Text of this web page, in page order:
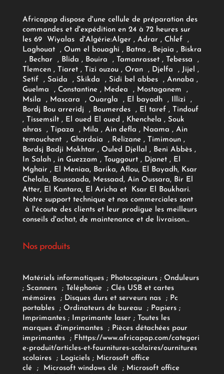
Africapap dispose d'une cellule de préparation des
commandes et d'expédition en 24 à 72 heures sur
les 69 Wiyalas d'Algérie:Alger , Adrar, Chlef ,
Laghouat , Oum el bouaghi , Batna , Bejaia , Biskra
, Bechar , Blida , Bouira , Tamanrasset , Tebessa ,
Tlemcen , Tiaret , Tizi ouzou , Oran , Djelfa , Jijel ,
Setif , Saida , Skikda , Sidi bel abbes , Annaba ,
Guelma , Constantine , Medea , Mostaganem ,
Msila , Mascara , Ouargla , El bayadh , Illizi ,
Bordj Bou arreridj , Boumerdes , El taref , Tindouf
, Tissemsilt , El oued El oued , Khenchela , Souk
ahras , Tipaza , Mila , Ain defla , Naama , Ain
temouchent , Ghardaia , Relizane , Timimoun ,
Bordsj Badji Mokhtar , Ouled Djellal , Beni Abbès ,
In Salah , in Guezzam , Touggourt , Djanet , El
Mghair , El Meniaa, Barika, Aflou, El Bayadh, Ksar
Chelala, Boussaada, Messaad, Ain Oussara, Bir El
Atter, El Kantara, El Aricha et Ksar El Boukhari.
Notre support technique et nos commerciales sont
à l'écoute des clients et leur prodigue les meilleurs
conseils d'achat, de maintenance et de livraison...
Nos produits
Matériels informatiques; Photocopieurs; Onduleurs
; Scanners ; Téléphonie ; Clés USB et cartes
mémoires
; Disques durs et serveurs nas ; Pc
portables
; Ordinateurs de bureau ; Papiers;
Imprimantes;Imprimante laser; Toutes les
marques d'imprimantes
; Pièces détachées pour
imprimantes
; Fhttps://www.africapap.com/categori
e-produit/articles-et-fournitures-scolaires/ournitures
scolaires; Logiciels ; Microsoft office
clé
; Microsoft windows clé; Microsoft office